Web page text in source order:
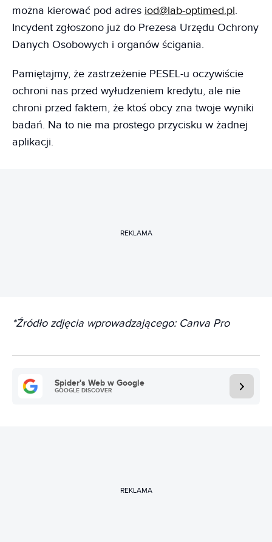
można kierować pod adres iod@lab-optimed.pl.
Incydent zgłoszono już do Prezesa Urzędu Ochrony
Danych Osobowych i organów ścigania.
Pamiętajmy, że zastrzeżenie PESEL-u oczywiście
ochroni nas przed wyłudzeniem kredytu, ale nie
chroni przed faktem, że ktoś obcy zna twoje wyniki
badań. Na to nie ma prostego przycisku w żadnej
aplikacji.
REKLAMA
*Źródło zdjęcia wprowadzającego: Canva Pro
Spider's Web w Google
GOOGLE DISCOVER
REKLAMA